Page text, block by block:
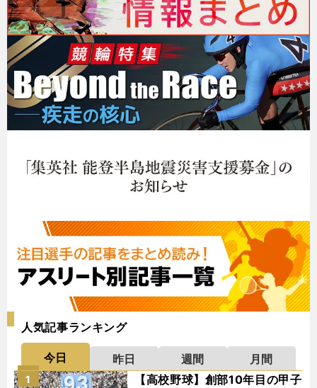
人気記事ランキング
今日 昨日 週間
月間
【高校野球】創部10年目の甲子
1